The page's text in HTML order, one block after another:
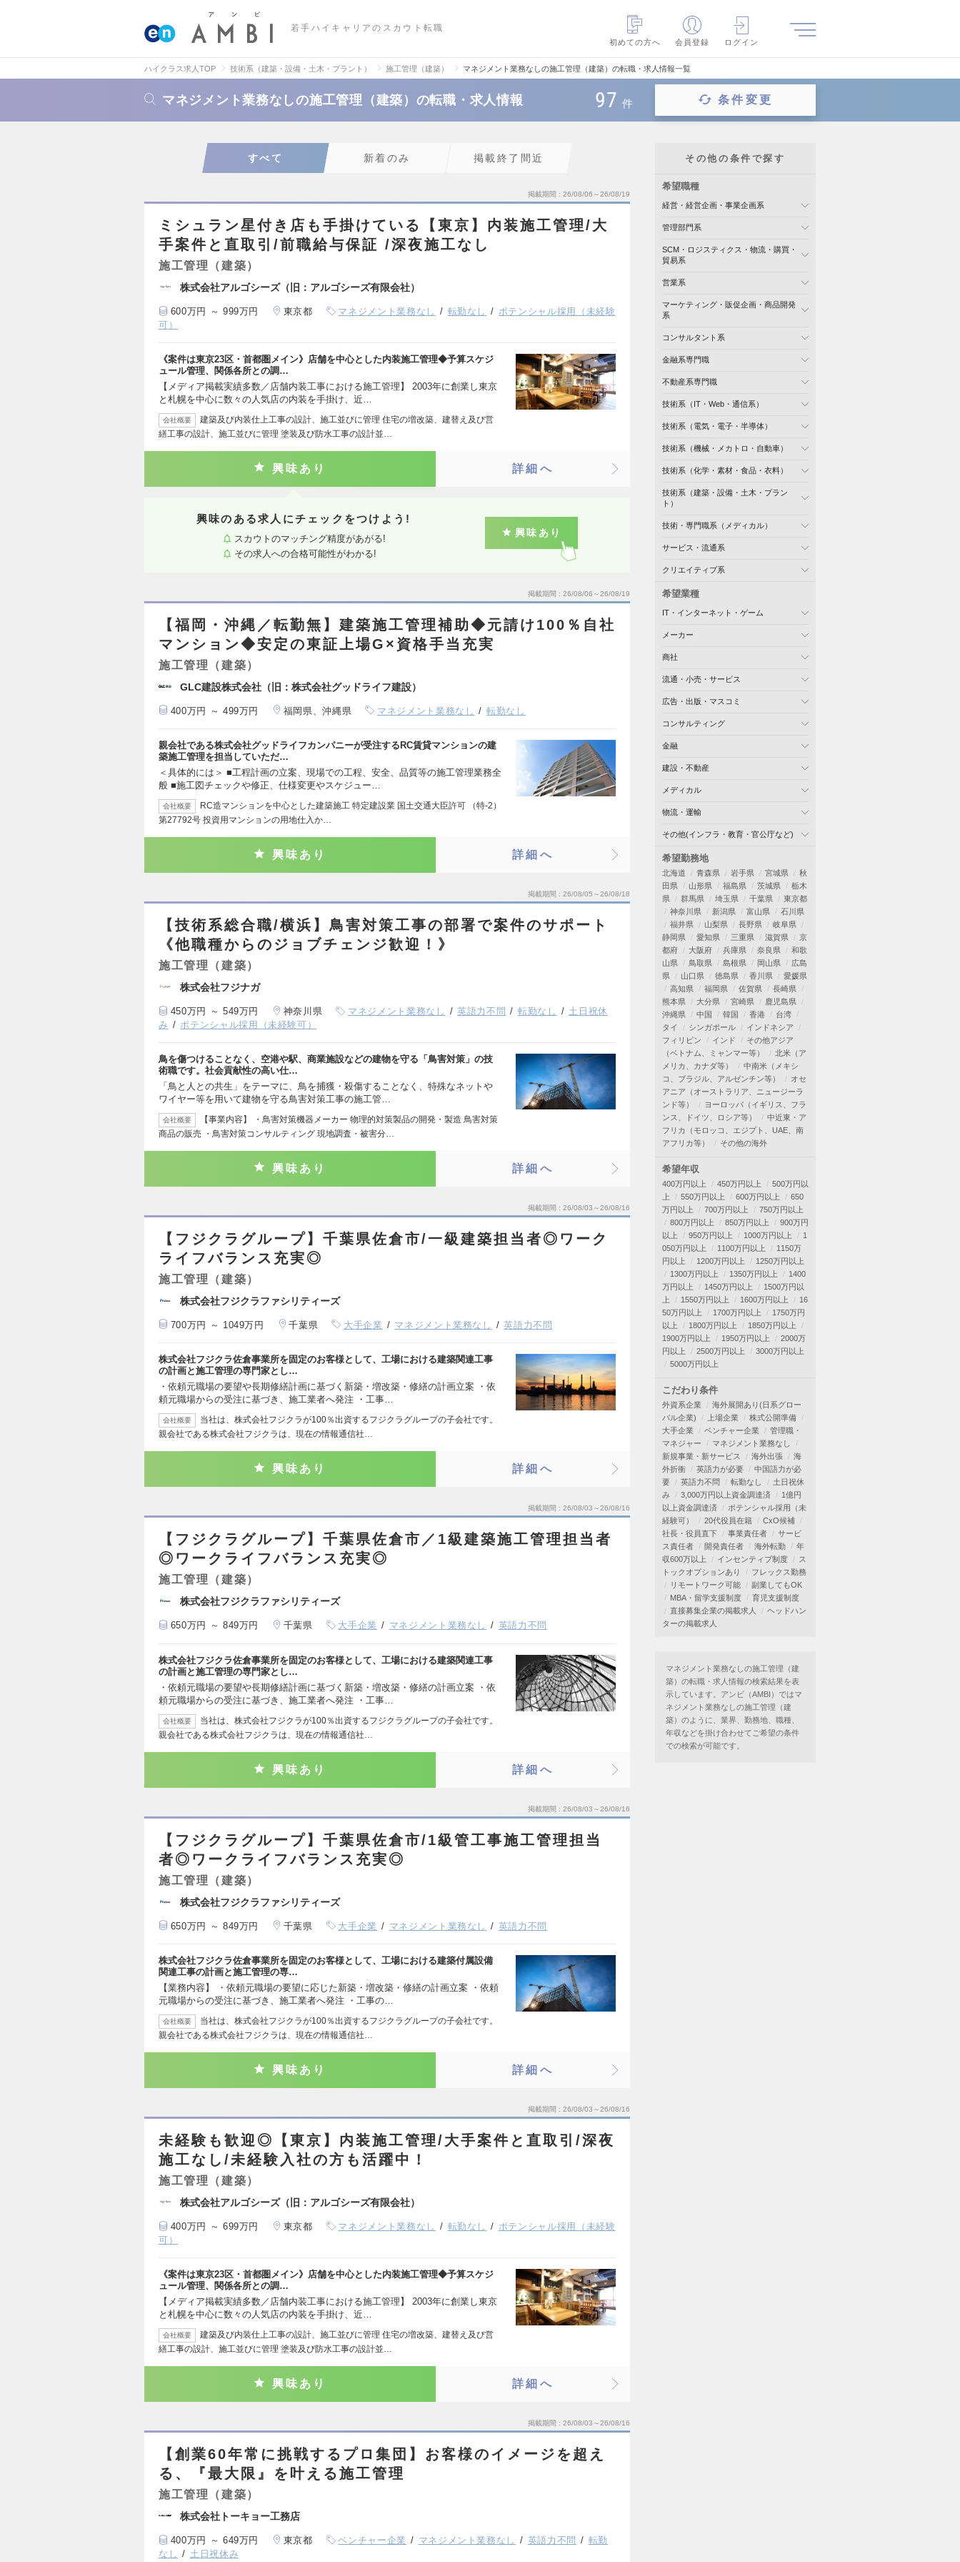
若手ハイキャリアのスカウト転職
初めての方へ
会員登録 ログイン
ハイクラス求人TOP 技術系（建築・設備・土木・プラント） 施工管理（建築） マネジメント業務なしの施工管理（建築）の転職・求人情報一覧
マネジメント業務なしの施工管理（建築）の転職・求人情報 97 件 条件変更
すべて 新着のみ 掲載終了間近
掲載期間 26/08/06～26/08/19
ミシュラン星付き店も手掛けている【東京】内装施工管理/大
手案件と直取引/前職給与保証 /深夜施工なし
施工管理（建築）
株式会社アルゴシーズ（旧：アルゴシーズ有限会社）
600万円 ～ 999万円 東京都 マネジメント業務なし 転勤なし
ポテンシャル採用（未経験
可）
《案件は東京23区・首都圏メイン》店舗を中心とした内装施工管理◆予算スケジ
ュール管理、関係各所との調…
【メディア掲載実績多数／店舗内装工事における施工管理】 2003年に創業し東京
と札幌を中心に数々の人気店の内装を手掛け、近…
会社概要
建築及び内装仕上工事の設計、施工並びに管理 住宅の増改築、建替え及び営
繕工事の設計、施工並びに管理 塗装及び防水工事の設計並…
興味あり 詳細へ
興味のある求人にチェックをつけよう!
スカウトのマッチング精度があがる!
その求人への合格可能性がわかる!
興味あり
掲載期間 26/08/06～26/08/19
【福岡・沖縄／転勤無】建築施工管理補助◆元請け100％自社
マンション◆安定の東証上場G×資格手当充実
施工管理（建築）
GLC建設株式会社（旧：株式会社グッドライフ建設）
400万円 ～ 499万円 福岡県、沖縄県 マネジメント業務なし 転勤なし
親会社である株式会社グッドライフカンパニーが受注するRC賃貸マンションの建
築施工管理を担当していただ…
＜具体的には＞ ■工程計画の立案、現場での工程、安全、品質等の施工管理業務全
般 ■施工図チェックや修正、仕様変更やスケジュー…
会社概要
RC造マンションを中心とした建築施工 特定建設業 国土交通大臣許可 （特-2）
第27792号 投資用マンションの用地仕入か…
興味あり 詳細へ
掲載期間 26/08/05～26/08/18
【技術系総合職/横浜】鳥害対策工事の部署で案件のサポート
《他職種からのジョブチェンジ歓迎！》
施工管理（建築）
株式会社フジナガ
450万円 ～ 549万円 神奈川県 マネジメント業務なし 英語力不問 転勤なし
土日祝休
み
ポテンシャル採用（未経験可）
鳥を傷つけることなく、空港や駅、商業施設などの建物を守る「鳥害対策」の技
術職です。社会貢献性の高い仕…
「鳥と人との共生」をテーマに、鳥を捕獲・殺傷することなく、特殊なネットや
ワイヤー等を用いて建物を守る鳥害対策工事の施工管…
会社概要
【事業内容】 ・鳥害対策機器メーカー 物理的対策製品の開発・製造 鳥害対策
商品の販売 ・鳥害対策コンサルティング 現地調査・被害分…
興味あり 詳細へ
掲載期間 26/08/03～26/08/16
【フジクラグループ】千葉県佐倉市/一級建築担当者◎ワーク
ライフバランス充実◎
施工管理（建築）
株式会社フジクラファシリティーズ
700万円 ～ 1049万円 千葉県 大手企業 マネジメント業務なし 英語力不問
株式会社フジクラ佐倉事業所を固定のお客様として、工場における建築関連工事
の計画と施工管理の専門家とし…
・依頼元職場の要望や長期修繕計画に基づく新築・増改築・修繕の計画立案 ・依
頼元職場からの受注に基づき、施工業者へ発注 ・工事…
会社概要
当社は、株式会社フジクラが100％出資するフジクラグループの子会社です。
親会社である株式会社フジクラは、現在の情報通信社…
興味あり 詳細へ
掲載期間 26/08/03～26/08/16
【フジクラグループ】千葉県佐倉市／1級建築施工管理担当者
◎ワークライフバランス充実◎
施工管理（建築）
株式会社フジクラファシリティーズ
650万円 ～ 849万円 千葉県 大手企業 マネジメント業務なし 英語力不問
株式会社フジクラ佐倉事業所を固定のお客様として、工場における建築関連工事
の計画と施工管理の専門家とし…
・依頼元職場の要望や長期修繕計画に基づく新築・増改築・修繕の計画立案 ・依
頼元職場からの受注に基づき、施工業者へ発注 ・工事…
会社概要
当社は、株式会社フジクラが100％出資するフジクラグループの子会社です。
親会社である株式会社フジクラは、現在の情報通信社…
興味あり 詳細へ
掲載期間 26/08/03～26/08/16
【フジクラグループ】千葉県佐倉市/1級管工事施工管理担当
者◎ワークライフバランス充実◎
施工管理（建築）
株式会社フジクラファシリティーズ
650万円 ～ 849万円 千葉県 大手企業 マネジメント業務なし 英語力不問
株式会社フジクラ佐倉事業所を固定のお客様として、工場における建築付属設備
関連工事の計画と施工管理の専…
【業務内容】 ・依頼元職場の要望に応じた新築・増改築・修繕の計画立案 ・依頼
元職場からの受注に基づき、施工業者へ発注 ・工事の…
会社概要
当社は、株式会社フジクラが100％出資するフジクラグループの子会社です。
親会社である株式会社フジクラは、現在の情報通信社…
興味あり 詳細へ
掲載期間 26/08/03～26/08/16
未経験も歓迎◎【東京】内装施工管理/大手案件と直取引/深夜
施工なし/未経験入社の方も活躍中！
施工管理（建築）
株式会社アルゴシーズ（旧：アルゴシーズ有限会社）
400万円 ～ 699万円 東京都 マネジメント業務なし 転勤なし
ポテンシャル採用（未経験
可）
《案件は東京23区・首都圏メイン》店舗を中心とした内装施工管理◆予算スケジ
ュール管理、関係各所との調…
【メディア掲載実績多数／店舗内装工事における施工管理】 2003年に創業し東京
と札幌を中心に数々の人気店の内装を手掛け、近…
会社概要
建築及び内装仕上工事の設計、施工並びに管理 住宅の増改築、建替え及び営
繕工事の設計、施工並びに管理 塗装及び防水工事の設計並…
興味あり 詳細へ
掲載期間 26/08/03～26/08/16
【創業60年常に挑戦するプロ集団】お客様のイメージを超え
る、『最大限』を叶える施工管理
施工管理（建築）
株式会社トーキョー工務店
400万円 ～ 649万円 東京都 ベンチャー企業 マネジメント業務なし 英語力不問
転勤
なし
土日祝休み
その他の条件で探す
希望職種
経営・経営企画・事業企画系
管理部門系
SCM・ロジスティクス・物流・購買・
貿易系
営業系
マーケティング・販促企画・商品開発
系
コンサルタント系
金融系専門職
不動産系専門職
技術系（IT・Web・通信系）
技術系（電気・電子・半導体）
技術系（機械・メカトロ・自動車）
技術系（化学・素材・食品・衣料）
技術系（建築・設備・土木・プラン
ト）
技術・専門職系（メディカル）
サービス・流通系
クリエイティブ系
希望業種
IT・インターネット・ゲーム
メーカー
商社
流通・小売・サービス
広告・出版・マスコミ
コンサルティング
金融
建設・不動産
メディカル
物流・運輸
その他(インフラ・教育・官公庁など)
希望勤務地
北海道 青森県 岩手県 宮城県
秋
田県
山形県 福島県 茨城県
栃木
県
群馬県 埼玉県 千葉県
東京都
神奈川県
新潟県 富山県
石川県
福井県
山梨県 長野県
岐阜県
静岡県
愛知県 三重県 滋賀県
京
都府
大阪府 兵庫県 奈良県
和歌
山県
鳥取県 島根県 岡山県
広島
県
山口県 徳島県 香川県
愛媛県
高知県
福岡県 佐賀県
長崎県
熊本県
大分県 宮崎県
鹿児島県
沖縄県
中国 韓国 香港
台湾
タイ
シンガポール
インドネシア
フィリピン
インド
その他アジア
（ベトナム、ミャンマー等）
北米（ア
メリカ、カナダ等）
中南米（メキシ
コ、ブラジル、アルゼンチン等）
オセ
アニア（オーストラリア、ニュージーラ
ンド等）
ヨーロッパ（イギリス、フラ
ンス、ドイツ、ロシア等）
中近東・ア
フリカ（モロッコ、エジプト、UAE、南
アフリカ等）
その他の海外
希望年収
400万円以上 450万円以上
500万円以
上
550万円以上 600万円以上
650
万円以上
700万円以上
750万円以上
800万円以上
850万円以上
900万円
以上
950万円以上 1000万円以上
1
050万円以上
1100万円以上
1150万
円以上
1200万円以上
1250万円以上
1300万円以上
1350万円以上
1400
万円以上
1450万円以上
1500万円以
上
1550万円以上 1600万円以上
16
50万円以上
1700万円以上
1750万円
以上
1800万円以上
1850万円以上
1900万円以上
1950万円以上
2000万
円以上
2500万円以上
3000万円以上
5000万円以上
こだわり条件
外資系企業
海外展開あり(日系グロー
バル企業)
上場企業
株式公開準備
大手企業
ベンチャー企業
管理職・
マネジャー
マネジメント業務なし
新規事業・新サービス
海外出張
海
外折衝
英語力が必要
中国語力が必
要
英語力不問 転勤なし
土日祝休
み
3,000万円以上資金調達済
1億円
以上資金調達済
ポテンシャル採用（未
経験可）
20代役員在籍
CxO候補
社長・役員直下
事業責任者
サービ
ス責任者
開発責任者 海外転勤
年
収600万以上
インセンティブ制度
ス
トックオプションあり
フレックス勤務
リモートワーク可能
副業してもOK
MBA・留学支援制度
育児支援制度
直接募集企業の掲載求人
ヘッドハン
ターの掲載求人
マネジメント業務なしの施工管理（建
築）の転職・求人情報の検索結果を表
示しています。アンビ（AMBI）ではマ
ネジメント業務なしの施工管理（建
築）のように、業界、勤務地、職種、
年収などを掛け合わせてご希望の条件
での検索が可能です。